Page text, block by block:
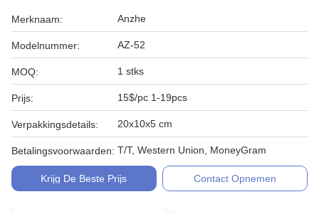
Merknaam: Anzhe
Modelnummer: AZ-52
MOQ: 1 stks
Prijs: 15$/pc 1-19pcs
Verpakkingsdetails: 20x10x5 cm
Betalingsvoorwaarden: T/T, Western Union, MoneyGram
Krijg De Beste Prijs Contact Opnemen